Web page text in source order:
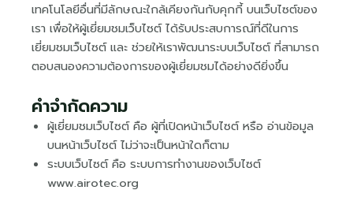
เทคโนโลยีอื่นที่มีลักษณะใกล้เคียงกันกับคุกกี้ บนเว็บไซต์ของ
เรา เพื่อให้ผู้เยี่ยมชมเว็บไซต์ ได้รับประสบการณ์ที่ดีในการ
เยี่ยมชมเว็บไซต์ และ ช่วยให้เราพัฒนาระบบเว็บไซต์ ที่สามารถ
ตอบสนองความต้องการของผู้เยี่ยมชมได้อย่างดียิ่งขึ้น
คำจำกัดความ
ผู้เยี่ยมชมเว็บไซต์ คือ ผู้ที่เปิดหน้าเว็บไซต์ หรือ อ่านข้อมูล
บนหน้าเว็บไซต์ ไม่ว่าจะเป็นหน้าใดก็ตาม
ระบบเว็บไซต์ คือ ระบบการทำงานของเว็บไซต์
www.airotec.org